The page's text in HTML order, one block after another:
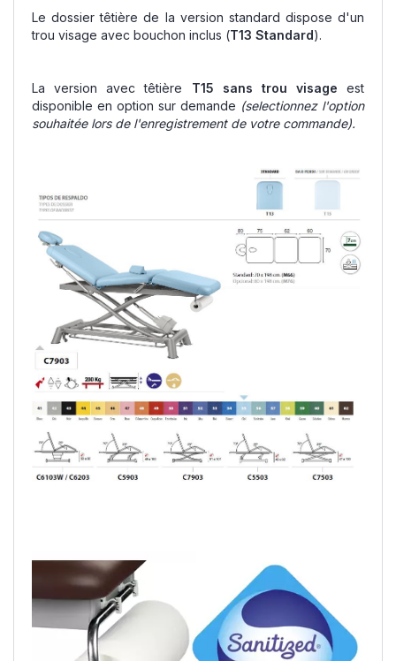
Le dossier têtière de la version standard dispose d'un
trou visage avec bouchon inclus (T13 Standard).
La version avec têtière T15 sans trou visage est
disponible en option sur demande (selectionnez l'option
souhaitée lors de l'enregistrement de votre commande).